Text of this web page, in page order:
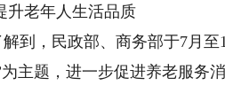
老年人生活品质
，民政部、商务部于7月至
主题，进一步促进养老服务